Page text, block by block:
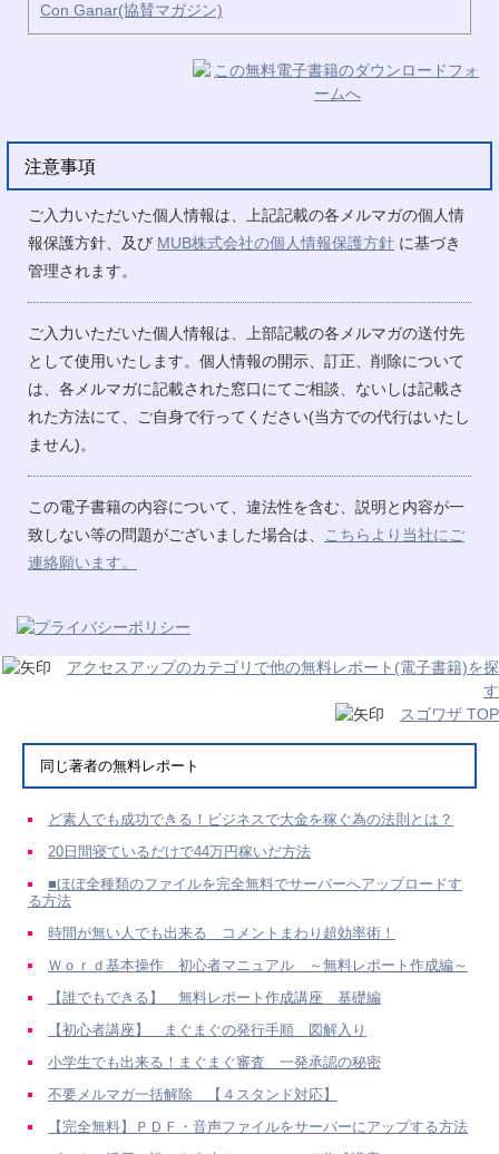
Con Ganar(協賛マガジン)
注意事項
ご入力いただいた個人情報は、上記記載の各メルマガの個人情
報保護方針、及び MUB株式会社の個人情報保護方針 に基づき
管理されます。
ご入力いただいた個人情報は、上部記載の各メルマガの送付先
として使用いたします。個人情報の開示、訂正、削除について
は、各メルマガに記載された窓口にてご相談、ないしは記載さ
れた方法にて、ご自身で行ってください(当方での代行はいたし
ません)。
この電子書籍の内容について、違法性を含む、説明と内容が一
致しない等の問題がございました場合は、
こちらより当社にご
連絡願います。
アクセスアップのカテゴリで他の無料レポート(電子書籍)を探
す
スゴワザ TOP
同じ著者の無料レポート
ど素人でも成功できる！ビジネスで大金を稼ぐ為の法則とは？
20日間寝ているだけで44万円稼いだ方法
■ほぼ全種類のファイルを完全無料でサーバーへアップロードす
る方法
時間が無い人でも出来る コメントまわり超効率術！
Ｗｏｒｄ基本操作 初心者マニュアル ～無料レポート作成編～
【誰でもできる】 無料レポート作成講座 基礎編
【初心者講座】 まぐまぐの発行手順 図解入り
小学生でも出来る！まぐまぐ審査 一発承認の秘密
不要メルマガ一括解除 【４スタンド対応】
【完全無料】ＰＤＦ・音声ファイルをサーバーにアップする方法